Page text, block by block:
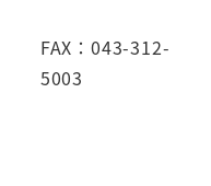
電話：
FAX：043-312-
メー